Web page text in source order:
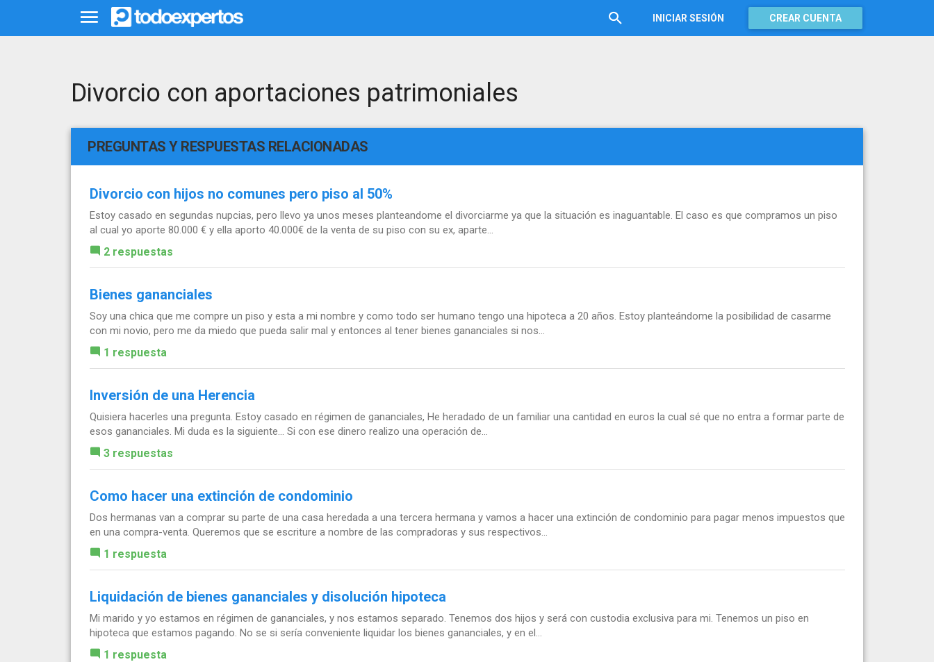
INICIAR SESIÓN CREAR CUENTA
Divorcio con aportaciones patrimoniales
PREGUNTAS Y RESPUESTAS RELACIONADAS
Divorcio con hijos no comunes pero piso al 50%
Estoy casado en segundas nupcias, pero llevo ya unos meses planteandome el divorciarme ya que la situación es inaguantable. El caso es que compramos un piso
al cual yo aporte 80.000 € y ella aporto 40.000€ de la venta de su piso con su ex, aparte...
2 respuestas
Bienes gananciales
Soy una chica que me compre un piso y esta a mi nombre y como todo ser humano tengo una hipoteca a 20 años. Estoy planteándome la posibilidad de casarme
con mi novio, pero me da miedo que pueda salir mal y entonces al tener bienes gananciales si nos...
1 respuesta
Inversión de una Herencia
Quisiera hacerles una pregunta. Estoy casado en régimen de gananciales, He heradado de un familiar una cantidad en euros la cual sé que no entra a formar parte de
esos gananciales. Mi duda es la siguiente... Si con ese dinero realizo una operación de...
3 respuestas
Como hacer una extinción de condominio
Dos hermanas van a comprar su parte de una casa heredada a una tercera hermana y vamos a hacer una extinción de condominio para pagar menos impuestos que
en una compra-venta. Queremos que se escriture a nombre de las compradoras y sus respectivos...
1 respuesta
Liquidación de bienes gananciales y disolución hipoteca
Mi marido y yo estamos en régimen de gananciales, y nos estamos separado. Tenemos dos hijos y será con custodia exclusiva para mi. Tenemos un piso en
hipoteca que estamos pagando. No se si sería conveniente liquidar los bienes gananciales, y en el...
1 respuesta